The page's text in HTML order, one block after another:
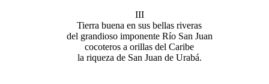
III
Tierra buena en sus bellas riveras
del grandioso imponente Río San Juan
cocoteros a orillas del Caribe
la riqueza de San Juan de Urabá.